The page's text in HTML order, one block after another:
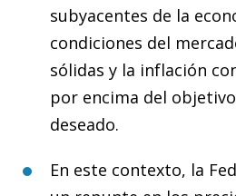
subyacentes de la
condiciones del
sólidas y la inflación
por encima del
deseado.
En este contexto, la